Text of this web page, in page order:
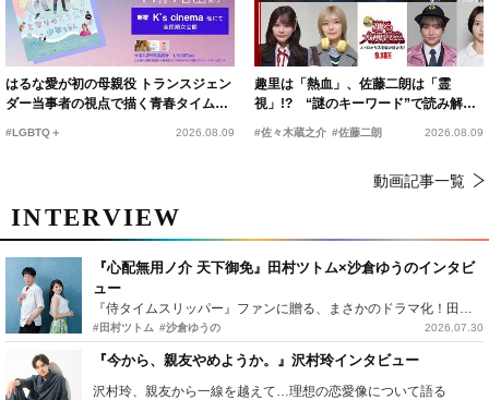
はるな愛が初の母親役 トランスジェン
ダー当事者の視点で描く青春タイムス
#LGBTQ＋ 2026.08.09
趣里は「熱血」、佐藤二朗は「霊
視」!? “謎のキーワード”で読み解く
『踊る大捜査線 N.E.W.』新メンバー
#佐々木蔵之介 #佐藤二朗 2026.08.09
動画記事一覧
INTERVIEW
『心配無用ノ介 天下御免』田村ツトム×沙倉ゆうのインタビ
ュー
『侍タイムスリッパー』ファンに贈る、まさかのドラマ化！田村ツトム×沙倉ゆうのが語る『心配無用ノ介』撮影秘話
#田村ツトム #沙倉ゆうの 2026.07.30
『今から、親友やめようか。』沢村玲インタビュー
沢村玲、親友から一線を越えて…理想の恋愛像について語る